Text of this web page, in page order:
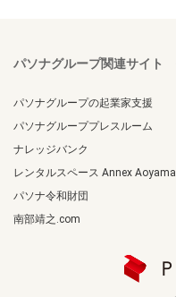
パソナグループ関連サイト
パソナグループの起業家支援
パソナグループプレスルーム
ナレッジバンク
レンタルスペース Annex Aoyama
パソナ令和財団
南部靖之.com